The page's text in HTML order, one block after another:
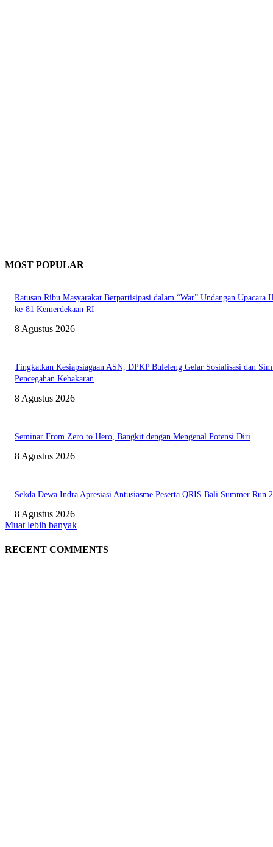
MOST POPULAR
Ratusan Ribu Masyarakat Berpartisipasi dalam “War” Undangan Upacara
ke-81 Kemerdekaan RI
8 Agustus 2026
Tingkatkan Kesiapsiagaan ASN, DPKP Buleleng Gelar Sosialisasi dan
Pencegahan Kebakaran
8 Agustus 2026
Seminar From Zero to Hero, Bangkit dengan Mengenal Potensi Diri
8 Agustus 2026
Sekda Dewa Indra Apresiasi Antusiasme Peserta QRIS Bali Summer Run
8 Agustus 2026
Muat lebih banyak
RECENT COMMENTS